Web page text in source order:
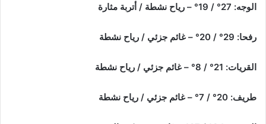
الوجه: 27° / 19° – رياح نشطة / أتربة مثارة
رفحا: 29° / 20° – غائم جزئي / رياح نشطة
القريات: 21° / 8° – غائم جزئي / رياح نشطة
طريف: 20° / 7° – غائم جزئي / رياح نشطة